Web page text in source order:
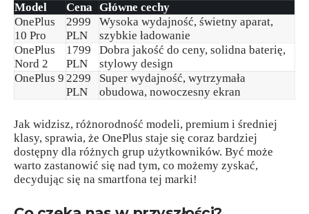
Model Cena Główne cechy
OnePlus
10 Pro
2999
PLN
Wysoka wydajność, świetny aparat,
szybkie ładowanie
OnePlus
Nord 2
1799
PLN
Dobra jakość do ceny, solidna baterię,
stylowy design
OnePlus 9 2299
PLN
Super wydajność, wytrzymała
obudowa, nowoczesny ekran
Jak widzisz, różnorodność modeli, premium i średniej
klasy, sprawia, że OnePlus staje się coraz bardziej
dostępny dla różnych grup użytkowników. Być może
warto zastanowić się nad tym, co możemy zyskać,
decydując się na smartfona tej marki!